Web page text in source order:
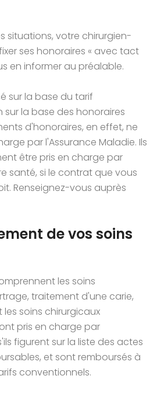
situations, votre chirurgien-
ses honoraires « avec tact
en informer au préalable.
sur la base du tarif
la base des honoraires
d'honoraires, en effet, ne
par l'Assurance Maladie. Ils
être pris en charge par
santé, si le contrat que vous
Renseignez-vous auprès
de vos soins
les soins
traitement d'une carie,
soins chirurgicaux
pris en charge par
figurent sur la liste des actes
et sont remboursés à
conventionnels.